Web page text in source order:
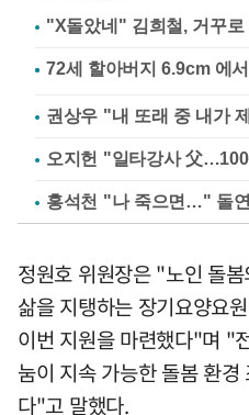
"X돌았네" 김희철, 거꾸
권상우 "내 또래 중 내가
오지헌 "일타강사 父
홍석천 "나 죽으면…" 돌
정원호 위원장은 "노인 돌
삶을 지탱하는 장기요양요
이번 지원을 마련했다"며 "
눔이 지속 가능한 돌봄 환
다"고 말했다.